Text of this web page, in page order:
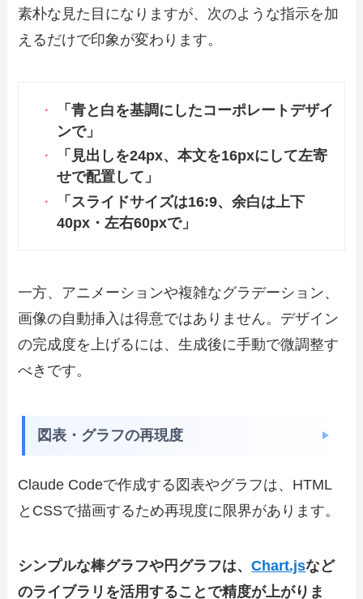
素朴な見た目になりますが、次のような指示を加
えるだけで印象が変わります。
「青と白を基調にしたコーポレートデザイ
ンで」
「見出しを24px、本文を16pxにして左寄
せで配置して」
「スライドサイズは16:9、余白は上下
40px・左右60pxで」
一方、アニメーションや複雑なグラデーション、
画像の自動挿入は得意ではありません。デザイン
の完成度を上げるには、生成後に手動で微調整す
べきです。
図表・グラフの再現度
Claude Codeで作成する図表やグラフは、HTML
とCSSで描画するため再現度に限界があります。
シンプルな棒グラフや円グラフは、Chart.jsなど
のライブラリを活用することで精度が上がりま